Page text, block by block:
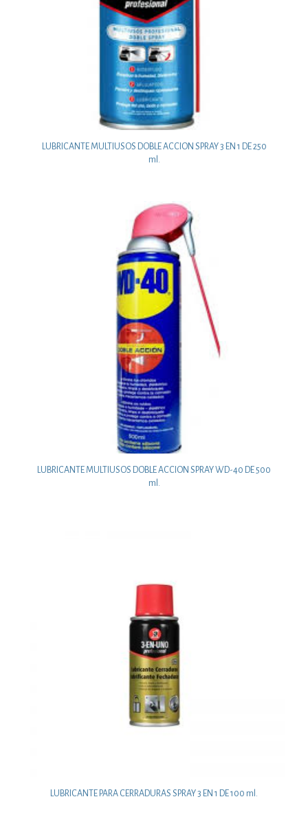
LUBRICANTE MULTIUSOS DOBLE ACCION SPRAY 3 EN 1 DE 250
ml.
LUBRICANTE MULTIUSOS DOBLE ACCION SPRAY WD-40 DE 500
ml.
LUBRICANTE PARA CERRADURAS SPRAY 3 EN 1 DE 100 ml.